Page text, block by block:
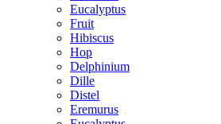
Eucalyptus
Fruit
Hibiscus
Hop
Delphinium
Dille
Distel
Eremurus